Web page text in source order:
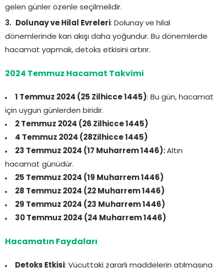
gelen günler özenle seçilmelidir.
Dolunay ve Hilal Evreleri : Dolunay ve hilal
dönemlerinde kan akışı daha yoğundur. Bu dönemlerde
hacamat yapmak, detoks etkisini artırır.
2024 Temmuz Hacamat Takvimi
1 Temmuz 2024 (25 Zilhicce 1445): Bu gün, hacamat
için uygun günlerden biridir.
2 Temmuz 2024 (26 Zilhicce 1445)
4 Temmuz 2024 (28Zilhicce 1445)
23 Temmuz 2024 (17 Muharrem 1446): Altın
hacamat günüdür.
25 Temmuz 2024 (19 Muharrem 1446)
28 Temmuz 2024 (22 Muharrem 1446)
29 Temmuz 2024 (23 Muharrem 1446)
30 Temmuz 2024 (24 Muharrem 1446)
Hacamatın Faydaları
Detoks Etkisi : Vücuttaki zararlı maddelerin atılmasına